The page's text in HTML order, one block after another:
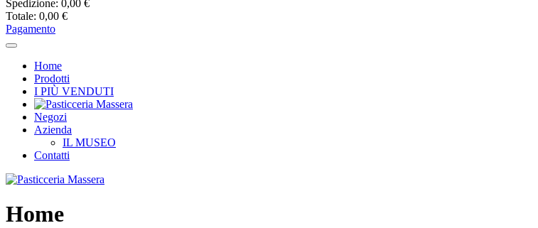
Spedizione: 0,00 €
Totale: 0,00 €
Pagamento
Home
Prodotti
I PIÙ VENDUTI
Negozi
Azienda
IL MUSEO
Contatti
Home